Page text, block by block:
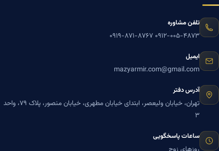
تلفن مشاوره
۰۹۱۲-۰۰۵-۴۸۷۳ ۰۹۱۹-۸۷۱-۸۷۶۷
ایمیل
mazyarmir.com@gmail.com
آدرس دفتر
تهران، خیابان ولیعصر، ابتدای خیابان مطهری، خیابان منصور، پلاک ۷۹، واحد
۳
ساعات پاسخگویی